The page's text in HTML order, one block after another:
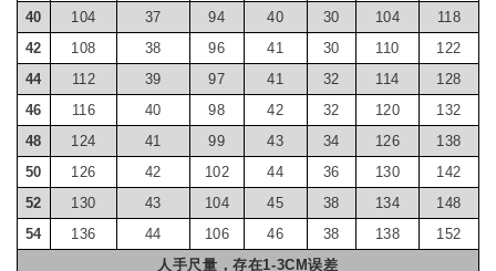
40
104 37 94 40 30 104
118
42
108 38 96 41 30 110
122
44
112 39 97 41 32 114
128
46
116 40 98 42 32 120
132
48
124 41 99 43 34 126
138
50
126 42 102 44 36 130
142
52
130 43 104 45 38 134
148
54
136 44 106 46 38 138
152
人手尺量，存在1-3CM误差